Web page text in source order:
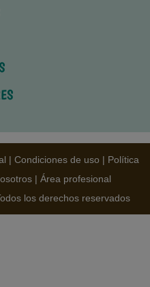
| Condiciones de uso | Política
| Área profesional
los derechos reservados